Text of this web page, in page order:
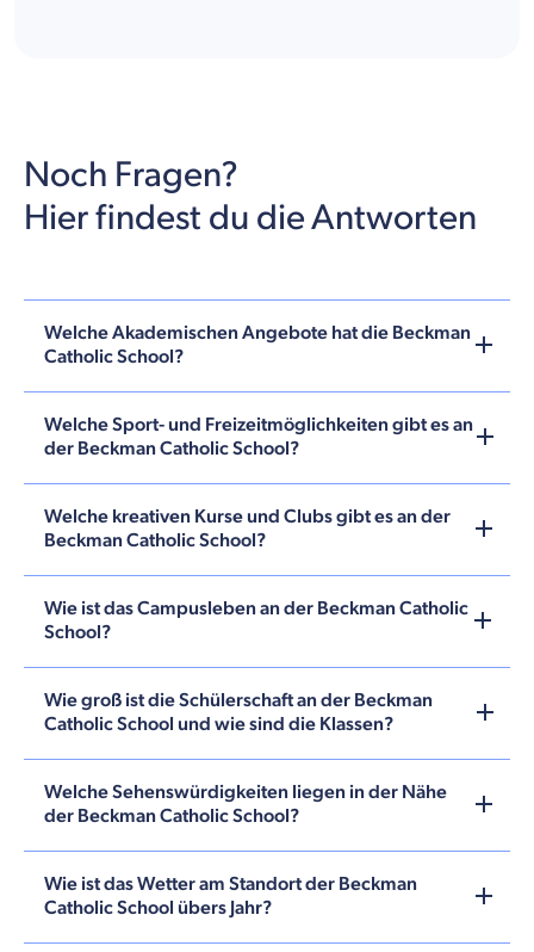
Noch Fragen?
Hier findest du die Antworten
Welche Akademischen Angebote hat die Beckman
Catholic School?
Welche Sport- und Freizeitmöglichkeiten gibt es an
der Beckman Catholic School?
Welche kreativen Kurse und Clubs gibt es an der
Beckman Catholic School?
Wie ist das Campusleben an der Beckman Catholic
School?
Wie groß ist die Schülerschaft an der Beckman
Catholic School und wie sind die Klassen?
Welche Sehenswürdigkeiten liegen in der Nähe
der Beckman Catholic School?
Wie ist das Wetter am Standort der Beckman
Catholic School übers Jahr?